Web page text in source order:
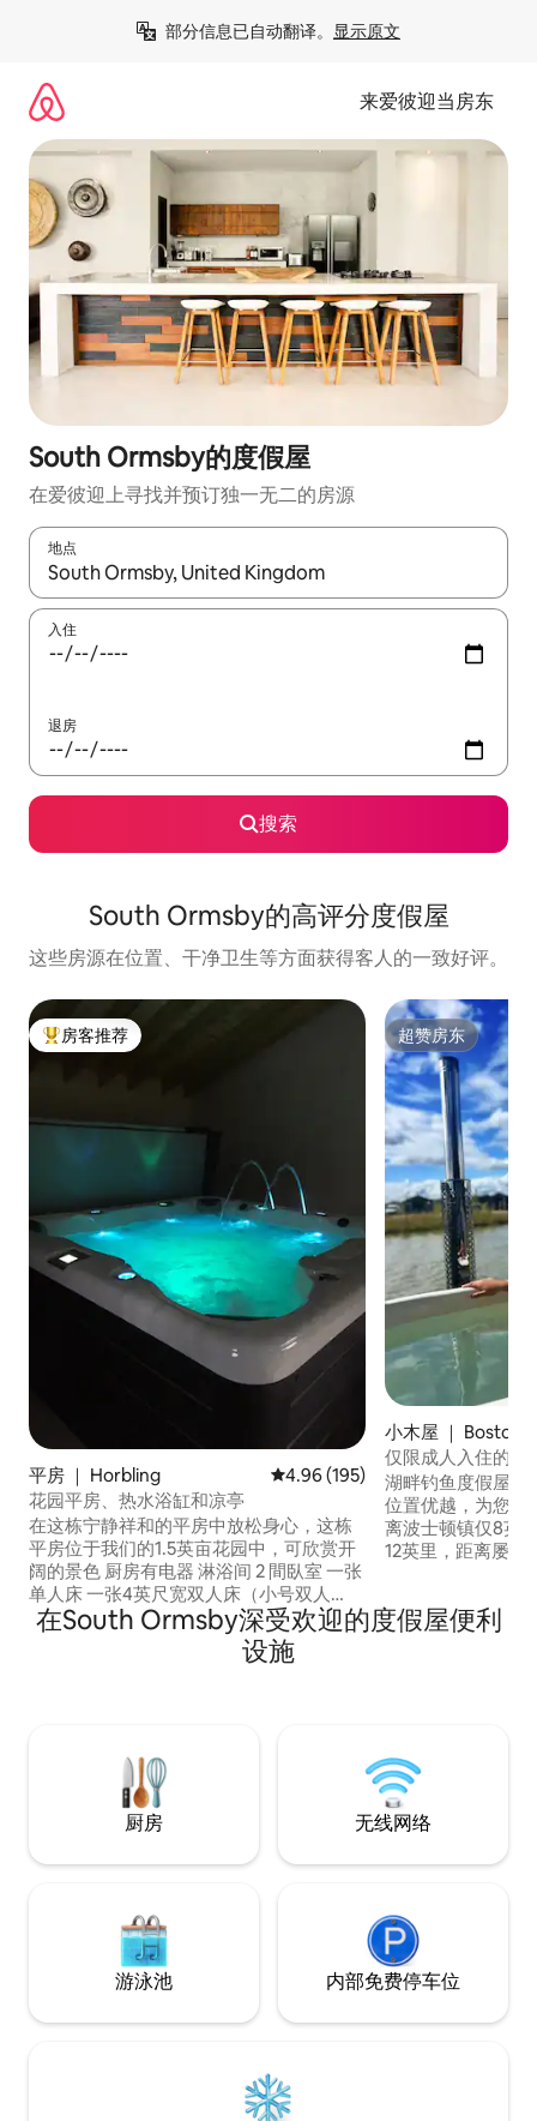
部分信息已自动翻译。 显示原文
来爱彼迎当房东
South Ormsby的度假屋
在爱彼迎上寻找并预订独一无二的房源
地点
如有搜索结果，请使用上下方向键查看，或通过点击或滑动手势
入住
退房
搜索
South Ormsby的高评分度假屋
这些房源在位置、干净卫生等方面获得客人的一致好评。
热门「房客推荐」
房客推荐
平房 ｜ Horbling 平均评分 4.96 分（满分 5 分），
4.96 (195)
花园平房、热水浴缸和凉亭
在这栋宁静祥和的平房中放松身心，这栋
平房位于我们的1.5英亩花园中，可欣赏开
阔的景色 厨房有电器 淋浴间 2 間臥室 一张
单人床 一张4英尺宽双人床（小号双人
床） 衣柜空间非常好 无线网络和Alexa。
免费观看电视和Fire Stick 风扇 台球桌 可欣
赏林肯郡乡村的侧面和后面的景色。 篝火
的当地商店和肉店
超赞房东
超赞房东
小木屋 ｜ Boston
re
仅限成人入住的小
缸
湖畔钓鱼度假屋位
位置优越，为您提
离波士顿镇仅8英
12英里，距离屡获
木热水浴缸（可携
在South Ormsby深受欢迎的度假屋便利
设施
厨房 无线网络
游泳池 内部免费停车位